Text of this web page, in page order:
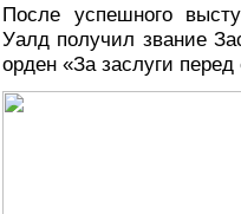
После успешного
Уалд получил звание
орден «За заслуги